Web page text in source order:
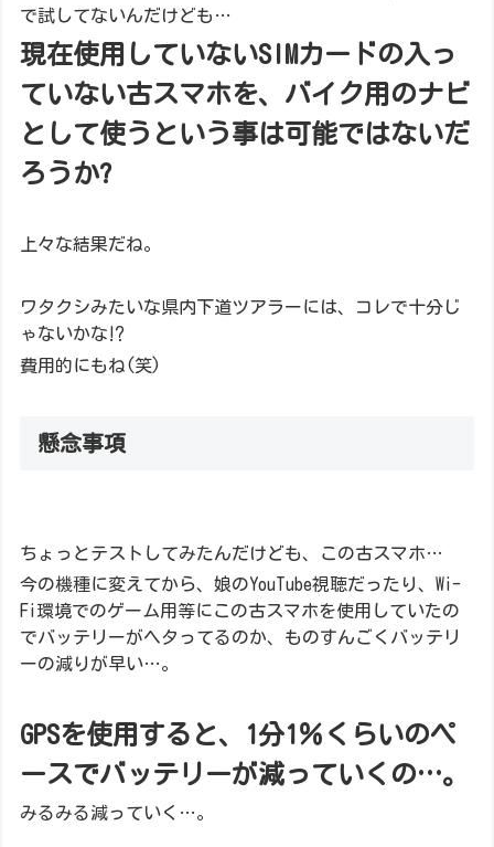
で試してないんだけども…
現在使用していないSIMカードの入っ
ていない古スマホを、バイク用のナビ
として使うという事は可能ではないだ
ろうか?
上々な結果だね。
ワタクシみたいな県内下道ツアラーには、コレで十分じ
ゃないかな⁉
費用的にもね(笑)
懸念事項
ちょっとテストしてみたんだけども、この古スマホ…
今の機種に変えてから、娘のYouTube視聴だったり、Wi-
Fi環境でのゲーム用等にこの古スマホを使用していたの
でバッテリーがヘタってるのか、ものすんごくバッテリ
ーの減りが早い…。
GPSを使用すると、1分1％くらいのペ
ースでバッテリーが減っていくの…。
みるみる減っていく…。